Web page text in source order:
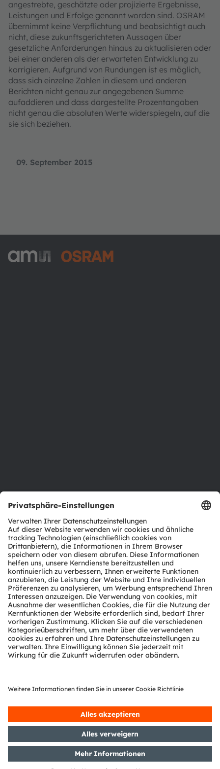
09. September 2015
angestrebte, geschätzte oder projizierte Ergebnisse,
Leistungen und Erfolge genannt worden sind. OSRAM
übernimmt keine Verpflichtung und beabsichtigt auch
nicht, diese zukunftsgerichteten Aussagen über
gesetzliche Anforderungen hinaus zu aktualisieren oder
bei einer anderen als der erwarteten Entwicklung zu
korrigieren. Aufgrund von Rundungen ist es möglich,
dass sich einzelne Zahlen in diesem und anderen
Berichten nicht genau zur angegebenen Summe
aufaddieren und dass dargestellte Prozentangaben
nicht genau die absoluten Werte widerspiegeln, auf die
sie sich beziehen.
Produkt Selektor
Download Center
Tools
Kundenanfragen
Technischer Support
Partner Netzwerk
Whistleblowing
© 2026 ams-OSRAM AG. All rights reserved.
Datenschutzerklärung Nutzungsbedingungen
Terms of Trade
ImpressumCookie PolicyAI Policy